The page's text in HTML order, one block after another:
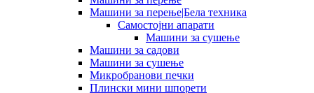
Машини за перење|Бела техника
Самостојни апарати
Машини за сушење
Машини за садови
Машини за сушење
Микробранови печки
Плински мини шпорети